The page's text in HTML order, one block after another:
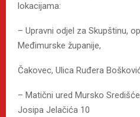
lokacijama:
– Upravni odjel za Skupštinu,
Međimurske županije,
Čakovec, Ulica Ruđera
– Matični ured Mursko
Josipa Jelačića 10